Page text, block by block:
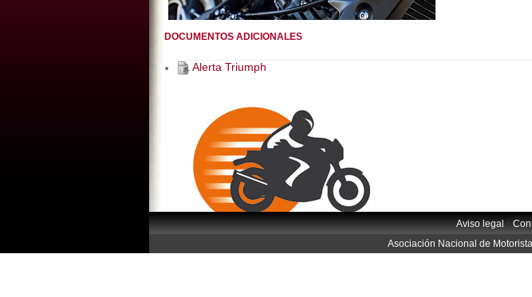
DOCUMENTOS ADICIONALES
Alerta Triumph
Aviso legal|
Asociación Nacional de